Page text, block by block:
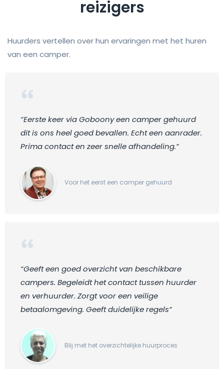
reizigers
Huurders vertellen over hun ervaringen met het huren
van een camper.
“Eerste keer via Goboony een camper gehuurd
dit is ons heel goed bevallen. Echt een aanrader.
Prima contact en zeer snelle afhandeling.“
Voor het eerst een camper gehuurd
“Geeft een goed overzicht van beschikbare
campers. Begeleidt het contact tussen huurder
en verhuurder. Zorgt voor een veilige
betaalomgeving. Geeft duidelijke regels“
Blij met het overzichtelijke huurproces